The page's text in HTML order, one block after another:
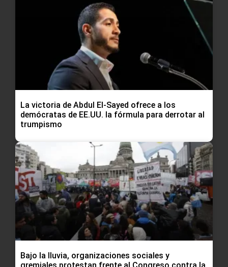
La victoria de Abdul El-Sayed ofrece a los
demócratas de EE.UU. la fórmula para derrotar al
trumpismo
Bajo la lluvia, organizaciones sociales y